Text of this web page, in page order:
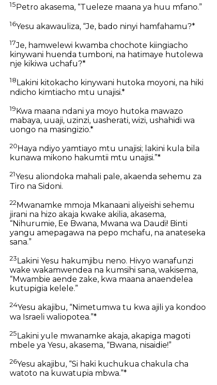
15 Petro akasema, “Tueleze maana ya huu mfano.”
16Yesu akawauliza, “Je, bado ninyi hamfahamu?*
17Je, hamwelewi kwamba chochote kiingiacho
kinywani huenda tumboni, na hatimaye hutolewa
nje kikiwa uchafu?*
18 Lakini kitokacho kinywani hutoka moyoni, na hiki
ndicho kimtiacho mtu unajisi.*
19Kwa maana ndani ya moyo hutoka mawazo
mabaya, uuaji, uzinzi, uasherati, wizi, ushahidi wa
uongo na masingizio.*
20 Haya ndiyo yamtiayo mtu unajisi; lakini kula bila
kunawa mikono hakumtii mtu unajisi.”*
21Yesu aliondoka mahali pale, akaenda sehemu za
Tiro na Sidoni.
22Mwanamke mmoja Mkanaani aliyeishi sehemu
jirani na hizo akaja kwake akilia, akasema,
“Nihurumie, Ee Bwana, Mwana wa Daudi! Binti
yangu amepagawa na pepo mchafu, na anateseka
sana.”
23 Lakini Yesu hakumjibu neno. Hivyo wanafunzi
wake wakamwendea na kumsihi sana, wakisema,
“Mwambie aende zake, kwa maana anaendelea
kutupigia kelele.”
24Yesu akajibu, “Nimetumwa tu kwa ajili ya kondoo
wa Israeli waliopotea.”*
25Lakini yule mwanamke akaja, akapiga magoti
mbele ya Yesu, akasema, “Bwana, nisaidie!”
26Yesu akajibu, “Si haki kuchukua chakula cha
watoto na kuwatupia mbwa.”*